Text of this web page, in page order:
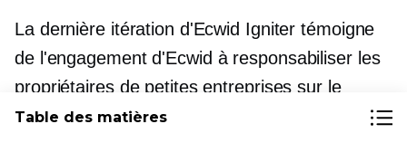
La dernière itération d'Ecwid Igniter témoigne
de l'engagement d'Ecwid à responsabiliser les
propriétaires de petites entreprises sur le
marché numérique. La suite d'outils proposée
Table des matières